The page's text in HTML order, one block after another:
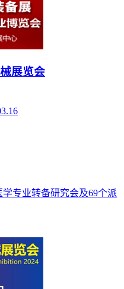
展览会
专业转备研究会及69个派